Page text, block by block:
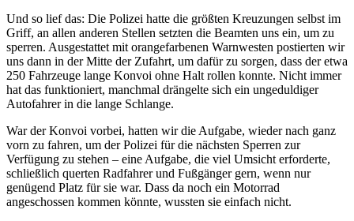
Und so lief das: Die Polizei hatte die größten Kreuzungen selbst im
Griff, an allen anderen Stellen setzten die Beamten uns ein, um zu
sperren. Ausgestattet mit orangefarbenen Warnwesten postierten wir
uns dann in der Mitte der Zufahrt, um dafür zu sorgen, dass der etwa
250 Fahrzeuge lange Konvoi ohne Halt rollen konnte. Nicht immer
hat das funktioniert, manchmal drängelte sich ein ungeduldiger
Autofahrer in die lange Schlange.
War der Konvoi vorbei, hatten wir die Aufgabe, wieder nach ganz
vorn zu fahren, um der Polizei für die nächsten Sperren zur
Verfügung zu stehen – eine Aufgabe, die viel Umsicht erforderte,
schließlich querten Radfahrer und Fußgänger gern, wenn nur
genügend Platz für sie war. Dass da noch ein Motorrad
angeschossen kommen könnte, wussten sie einfach nicht.